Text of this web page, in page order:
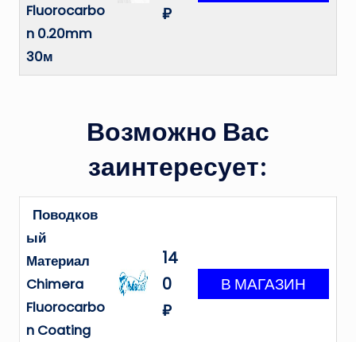
Fluorocarbo
n 0.20mm
30м
₽
Возможно Вас
заинтересует:
Поводков
ый
Материал
Chimera
Fluorocarbo
n Coating
14
0
₽